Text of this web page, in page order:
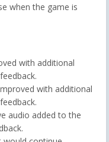
when the game is
with additional
with additional
audio added to the